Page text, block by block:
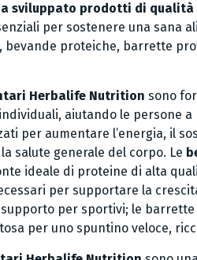
sviluppato prodotti di qualità
per sostenere una sana
proteiche, barrette
Herbalife Nutrition sono
aiutando le persone
per aumentare l’energia, il
salute generale del corpo. Le
ideale di proteine di alta
per supportare la
per sportivi; le
per uno spuntino veloce,